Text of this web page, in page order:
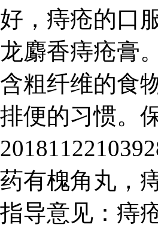
好，痔疮的口
龙麝香痔疮膏
含粗纤维的食
排便的习惯。
药有槐角丸，
指导意见：痔